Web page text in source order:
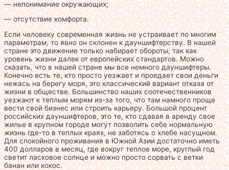
— непонимание окружающих;
— отсутствие комфорта.
Если человеку современная жизнь не устраивает по многим
параметрам, то явно он склонен к дауншифтерству. В нашей
стране это движение только набирает обороты, так как
уровень жизни далек от европейских стандартов. Можно
сказать, что в нашей стране мы все немного дауншифтеры.
Конечно есть те, кто просто уезжает и проедает свои деньги
нежась на берегу моря, это классический вариант отказа от
жизни в обществе. Большинство наших соотечественников
уезжают к теплым морям из-за того, что там намного проще
вести свой бизнес или строить карьеру. Большой процент
российских дауншифтеров, это те, кто сдавая в аренду свое
жилье в крупном городе могут позволить себе нормальную
жизнь где-то в теплых краях, не заботясь о хлебе насущном.
Для спокойного проживания в Южной Азии достаточно иметь
400 долларов в месяц, где вокруг теплое море, круглый год
светит ласковое солнце и можно просто сорвать с ветки
банан или кокос.